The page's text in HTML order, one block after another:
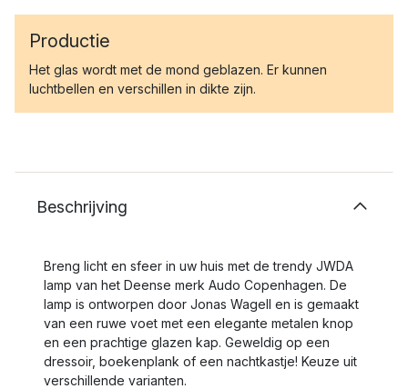
Productie
Het glas wordt met de mond geblazen. Er kunnen
luchtbellen en verschillen in dikte zijn.
Beschrijving
Breng licht en sfeer in uw huis met de trendy JWDA
lamp van het Deense merk Audo Copenhagen. De
lamp is ontworpen door Jonas Wagell en is gemaakt
van een ruwe voet met een elegante metalen knop
en een prachtige glazen kap. Geweldig op een
dressoir, boekenplank of een nachtkastje! Keuze uit
verschillende varianten.